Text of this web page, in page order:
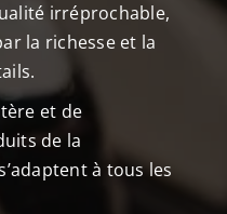
irréprochable,
la richesse et la
et de
de la
s’adaptent à tous les